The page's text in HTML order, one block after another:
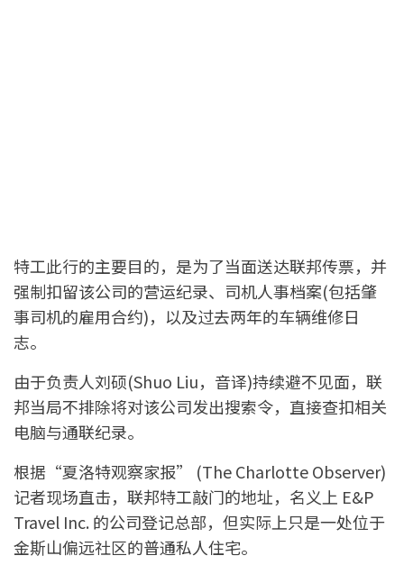
特工此行的主要目的，是为了当面送达联邦传票，并
强制扣留该公司的营运纪录、司机人事档案(包括肇
事司机的雇用合约)，以及过去两年的车辆维修日
志。
由于负责人刘硕(Shuo Liu，音译)持续避不见面，联
邦当局不排除将对该公司发出搜索令，直接查扣相关
电脑与通联纪录。
根据“夏洛特观察家报” (The Charlotte Observer)
记者现场直击，联邦特工敲门的地址，名义上 E&P
Travel Inc. 的公司登记总部，但实际上只是一处位于
金斯山偏远社区的普通私人住宅。